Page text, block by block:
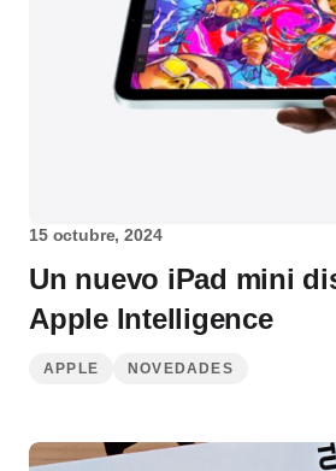
15 octubre, 2024
Un nuevo iPad mini
Apple Intelligence
APPLE NOVEDADES